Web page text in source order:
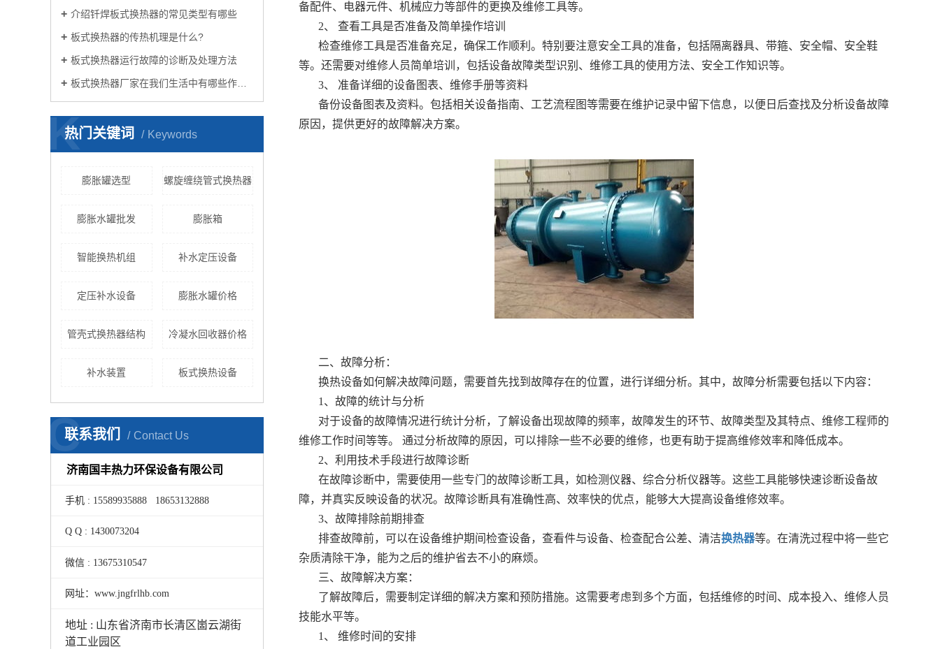
介绍钎焊板式换热器的常见类型有哪些
板式换热器的传热机理是什么?
板式换热器运行故障的诊断及处理方法
板式换热器厂家在我们生活中有哪些作用？
热门关键词 Keywords
K
膨胀罐选型 螺旋缠绕管式换热器
膨胀水罐批发 膨胀箱
智能换热机组 补水定压设备
定压补水设备 膨胀水罐价格
管壳式换热器结构 冷凝水回收器价格
补水装置 板式换热设备
联系我们 Contact Us
C
济南国丰热力环保设备有限公司
手机 : 15589935888 18653132888
Q Q : 1430073204
微信 : 13675310547
网址：www.jngfrlhb.com
地址 : 山东省济南市长清区崮云湖街
道工业园区
备配件、电器元件、机械应力等部件的更换及维修工具等。
2、 查看工具是否准备及简单操作培训
检查维修工具是否准备充足，确保工作顺利。特别要注意安全工具的准备，包括隔离器具、带箍、安全帽、安全鞋
等。还需要对维修人员简单培训，包括设备故障类型识别、维修工具的使用方法、安全工作知识等。
3、 准备详细的设备图表、维修手册等资料
备份设备图表及资料。包括相关设备指南、工艺流程图等需要在维护记录中留下信息，以便日后查找及分析设备故障
原因，提供更好的故障解决方案。
二、故障分析：
换热设备如何解决故障问题，需要首先找到故障存在的位置，进行详细分析。其中，故障分析需要包括以下内容：
1、故障的统计与分析
对于设备的故障情况进行统计分析，了解设备出现故障的频率，故障发生的环节、故障类型及其特点、维修工程师的
维修工作时间等等。 通过分析故障的原因，可以排除一些不必要的维修，也更有助于提高维修效率和降低成本。
2、利用技术手段进行故障诊断
在故障诊断中，需要使用一些专门的故障诊断工具，如检测仪器、综合分析仪器等。这些工具能够快速诊断设备故
障，并真实反映设备的状况。故障诊断具有准确性高、效率快的优点，能够大大提高设备维修效率。
3、故障排除前期排查
排查故障前，可以在设备维护期间检查设备，查看件与设备、检查配合公差、清洁换热器等。在清洗过程中将一些它
杂质清除干净，能为之后的维护省去不小的麻烦。
三、故障解决方案：
了解故障后，需要制定详细的解决方案和预防措施。这需要考虑到多个方面，包括维修的时间、成本投入、维修人员
技能水平等。
1、 维修时间的安排